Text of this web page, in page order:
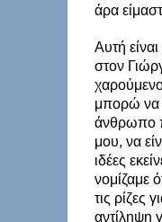
άρα
Αυτή
στον
μπορώ να
άνθρωπο
μου, να
ιδέες
νομίζαμε
τις ρίζες
αντίληψη